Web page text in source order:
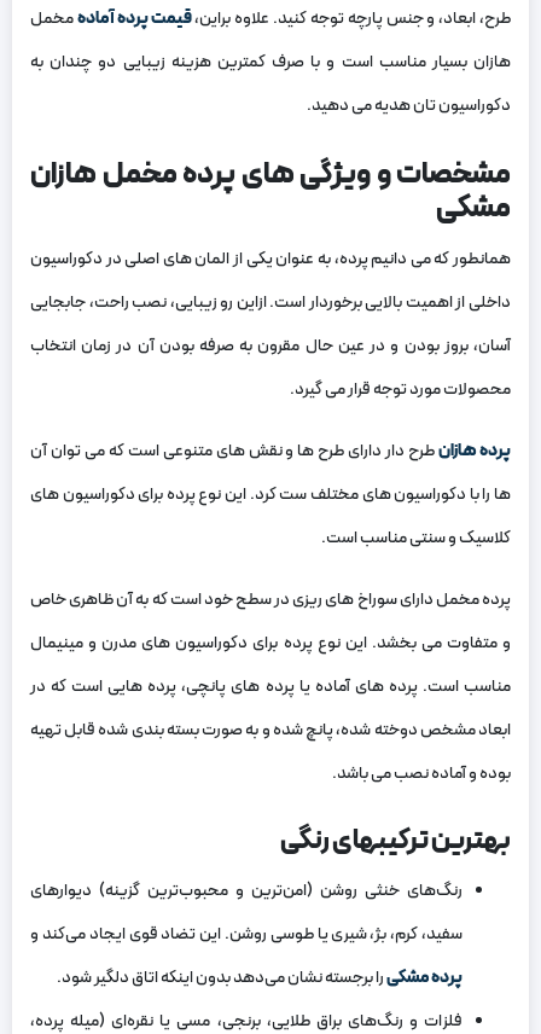
طرح، ابعاد، و جنس پارچه توجه کنید. علاوه براین،قیمت پرده آمادهمخمل
هازان بسیار مناسب است و با صرف کمترین هزینه زیبایی دو چندان به
دکوراسیون تان هدیه می دهید.
مشخصات و ویژگی های پرده مخمل هازان
مشکی
همانطور که می دانیم پرده، به عنوان یکی از المان های اصلی در دکوراسیون
داخلی از اهمیت بالایی برخوردار است. ازاین رو زیبایی، نصب راحت، جابجایی
آسان، بروز بودن و در عین حال مقرون به صرفه بودن آن در زمان انتخاب
محصولات مورد توجه قرار می گیرد.
پرده هازانطرح دار دارای طرح‌ ها و نقش‌ های متنوعی است که می‌ توان آن‌
ها را با دکوراسیون‌ های مختلف ست کرد. این نوع پرده برای دکوراسیون‌ های
کلاسیک و سنتی مناسب است.
پرده مخمل دارای سوراخ‌ های ریزی در سطح خود است که به آن ظاهری خاص
و متفاوت می‌ بخشد. این نوع پرده برای دکوراسیون‌ های مدرن و مینیمال
مناسب است. پرده های آماده یا پرده های پانچی، پرده هایی است که در
ابعاد مشخص دوخته شده، پانچ شده و به صورت بسته بندی شده قابل تهیه
بوده و آماده نصب می باشد.
بهترین ترکیبهای رنگی
رنگ‌های خنثی روشن (امن‌ترین و محبوب‌ترین گزینه) دیوارهای
سفید، کرم، بژ، شیری یا طوسی روشن. این تضاد قوی ایجاد می‌کند و
پرده مشکیرا برجسته نشان می‌دهد بدون اینکه اتاق دلگیر شود.
فلزات و رنگ‌های براق طلایی، برنجی، مسی یا نقره‌ای (میله پرده،